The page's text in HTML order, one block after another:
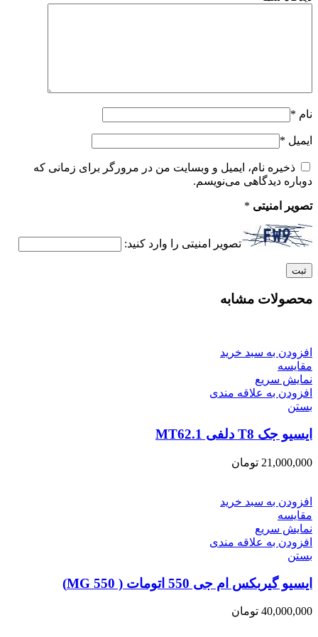
نام *
ایمیل *
ذخیره نام، ایمیل و وبسایت من در مرورگر برای زمانی که
دوباره دیدگاهی می‌نویسم.
تصویر امنیتی *
تصویر امنیتی را وارد کنید:
محصولات مشابه
افزودن به سبد خرید
مقایسه
نمایش سریع
افزودن به علاقه مندی
بستن
ایسیو جک T8 دلفی MT62.1
21,000,000 تومان
افزودن به سبد خرید
مقایسه
نمایش سریع
افزودن به علاقه مندی
بستن
ایسیو گیربکس ام جی 550 اتومات ( MG 550)
40,000,000 تومان